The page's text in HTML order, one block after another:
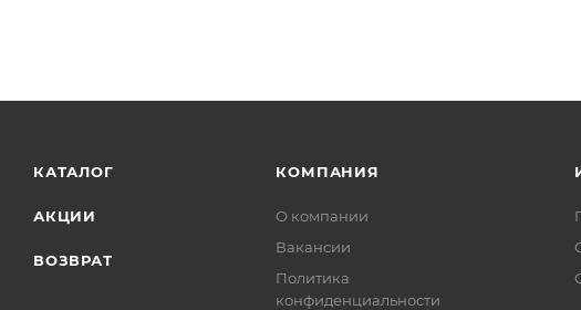
КАТАЛОГ
АКЦИИ
ВОЗВРАТ
КОМПАНИЯ
О компании
Вакансии
Политика
конфиденциальности